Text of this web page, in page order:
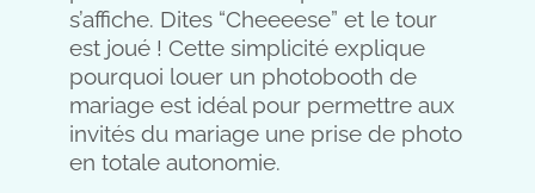
s’affiche. Dites “Cheeeese” et le tour
est joué ! Cette simplicité explique
pourquoi louer un photobooth de
mariage est idéal pour permettre aux
invités du mariage une prise de photo
en totale autonomie.